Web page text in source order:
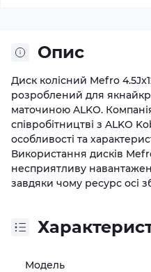
Опис
Диск колісний Mefro
розроблений для
маточиною ALKO.
співробітництві з ALKO
особливості та
Використання дисків
несприятливу
завдяки чому ресурс осі
Модель